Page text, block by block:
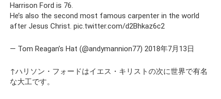
Harrison Ford is 76.
He’s also the second most famous carpenter in the world
after Jesus Christ. pic.twitter.com/d2Bhkaz6c2
— Tom Reagan’s Hat (@andymannion77) 2018年7月13日
↑ハリソン・フォードはイエス・キリストの次に世界で有名
な大工です。